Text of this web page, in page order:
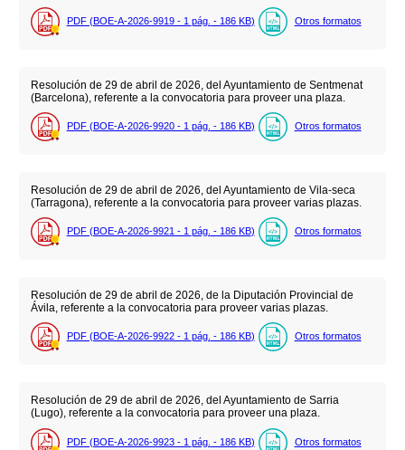
PDF (BOE-A-2026-9919 - 1 pág. - 186 KB) Otros formatos
Resolución de 29 de abril de 2026, del Ayuntamiento de Sentmenat
(Barcelona), referente a la convocatoria para proveer una plaza.
PDF (BOE-A-2026-9920 - 1 pág. - 186 KB) Otros formatos
Resolución de 29 de abril de 2026, del Ayuntamiento de Vila-seca
(Tarragona), referente a la convocatoria para proveer varias plazas.
PDF (BOE-A-2026-9921 - 1 pág. - 186 KB) Otros formatos
Resolución de 29 de abril de 2026, de la Diputación Provincial de
Ávila, referente a la convocatoria para proveer varias plazas.
PDF (BOE-A-2026-9922 - 1 pág. - 186 KB) Otros formatos
Resolución de 29 de abril de 2026, del Ayuntamiento de Sarria
(Lugo), referente a la convocatoria para proveer una plaza.
PDF (BOE-A-2026-9923 - 1 pág. - 186 KB) Otros formatos